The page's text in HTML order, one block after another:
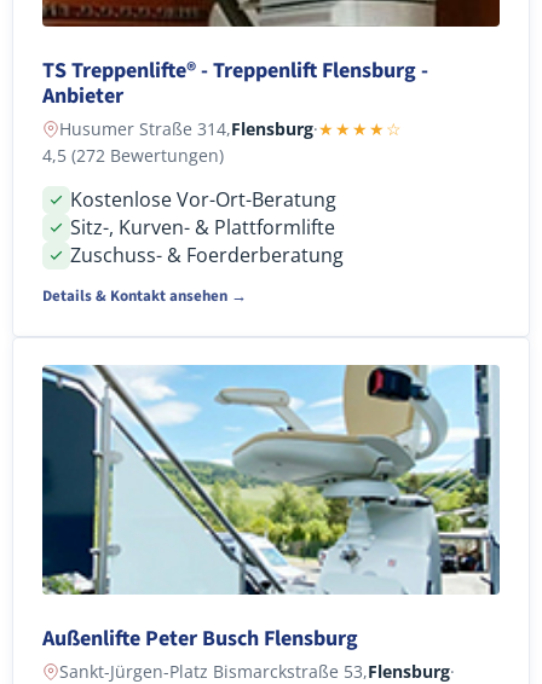
TS Treppenlifte® - Treppenlift Flensburg -
Anbieter
Husumer Straße 314,Flensburg·★★★★☆
4,5 (272 Bewertungen)
Kostenlose Vor-Ort-Beratung
Sitz-, Kurven- & Plattformlifte
Zuschuss- & Foerderberatung
Details & Kontakt ansehen →
Außenlifte Peter Busch Flensburg
Sankt-Jürgen-Platz Bismarckstraße 53,Flensburg·